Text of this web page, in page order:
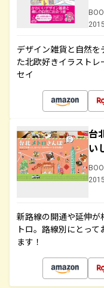
デザイン雑貨と自然
た北欧好きイラスト
セイ
台
い
新路線の開通や延伸が
トロ。路線別にとっ
ます！